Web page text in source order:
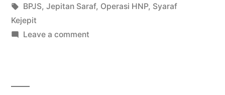
in
Tags:
BPJS, Jepitan Saraf, Operasi HNP, Syaraf
Kejepit
Leave a commenton